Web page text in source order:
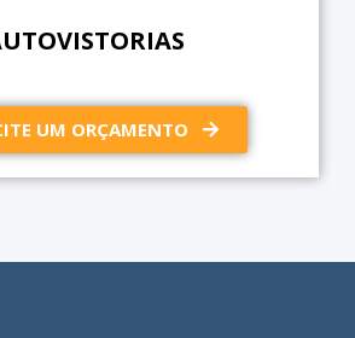
UM ORÇAMENTO